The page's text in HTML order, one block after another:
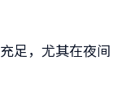
足，尤其在夜间